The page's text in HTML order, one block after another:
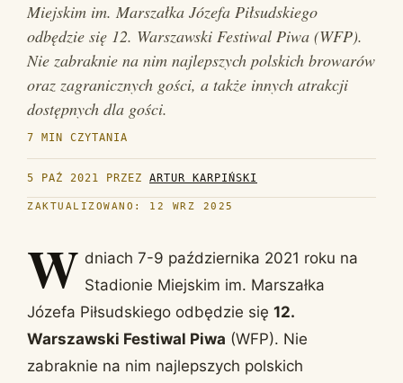
Miejskim im. Marszałka Józefa Piłsudskiego
odbędzie się 12. Warszawski Festiwal Piwa (WFP).
Nie zabraknie na nim najlepszych polskich browarów
oraz zagranicznych gości, a także innych atrakcji
dostępnych dla gości.
7 MIN CZYTANIA
5 PAŹ 2021 PRZEZ ARTUR KARPIŃSKI
ZAKTUALIZOWANO: 12 WRZ 2025
W dniach 7-9 października 2021 roku na
Stadionie Miejskim im. Marszałka
Józefa Piłsudskiego odbędzie się 12.
Warszawski Festiwal Piwa (WFP). Nie
zabraknie na nim najlepszych polskich